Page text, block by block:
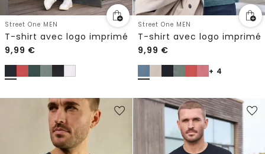
Street One MEN
T-shirt avec logo imprimé
9,99 €
Street One MEN
T-shirt avec logo imprimé
9,99 €
+ 4